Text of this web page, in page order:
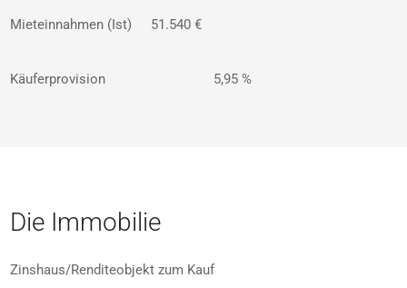
Mieteinnahmen (Ist) 51.540 €
Käuferprovision 5,95 %
Die Immobilie
Zinshaus/Renditeobjekt zum Kauf